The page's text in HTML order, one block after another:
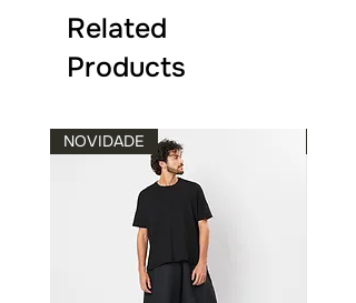
| 33CM G
Related
Products
NOVIDADE